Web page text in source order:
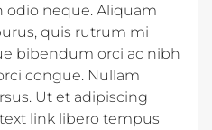
odio neque. Aliquam
quis rutrum mi
bibendum orci ac nibh
congue. Nullam
Ut et adipiscing
link libero tempus